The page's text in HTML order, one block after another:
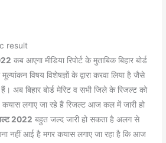
result
कब आएगा मीडिया रिपोर्ट के मुताबिक बिहार बोर्ड
विषय विशेषज्ञों के द्वारा करवा लिया है जैसे
अब बिहार बोर्ड मेरिट व सभी जिले के रिजल्ट को
लगाए जा रहे हैं रिजल्ट आज कल में जारी हो
2022 बहुत जल्द जारी हो सकता है अलग से
नहीं आई है मगर कयास लगाए जा रहा है कि आज